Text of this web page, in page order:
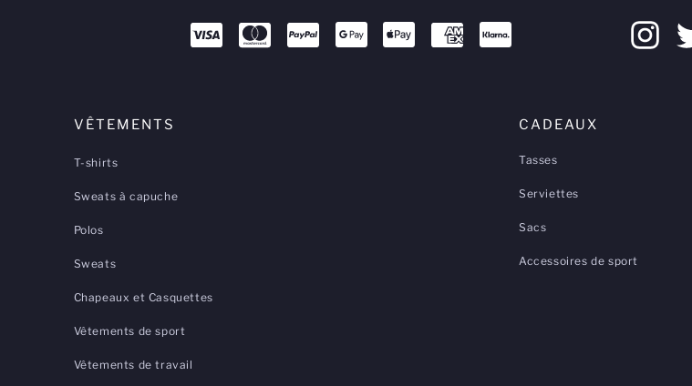
VÊTEMENTS
T-shirts
Sweats à capuche
Polos
Sweats
Chapeaux et Casquettes
Vêtements de sport
Vêtements de travail
CADEAUX
Tasses
Serviettes
Sacs
Accessoires de sport